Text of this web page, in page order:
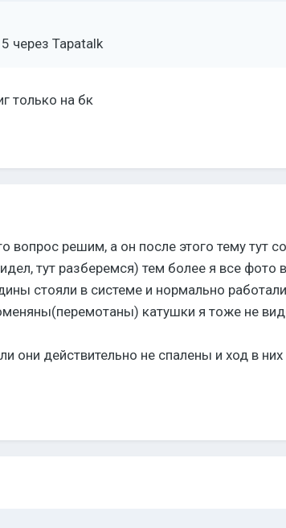
через Tapatalk
только на бк
вопрос решим, а он после этого тему тут
тут разберемся) тем более я все фото
стояли в системе и нормально
катушки я тоже не
они действительно не спалены и ход в